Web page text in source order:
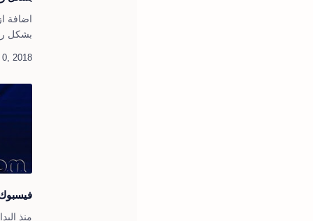
اضافة
بشكل
اضافة
فيسبوك
منذ